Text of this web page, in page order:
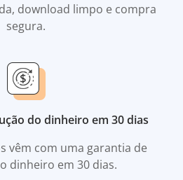
download limpo e compra
segura.
do dinheiro em 30 dias
vêm com uma garantia de
dinheiro em 30 dias.